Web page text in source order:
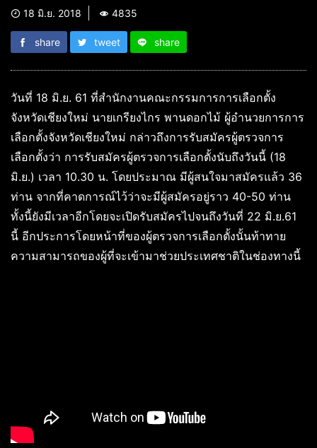
18 มิ.ย. 2018 4835
share tweet share
วันที่ 18 มิ.ย. 61 ที่สำนักงานคณะกรรมการการเลือกตั้ง
จังหวัดเชียงใหม่ นายเกรียงไกร พานดอกไม้ ผู้อำนวยการการ
เลือกตั้งจังหวัดเชียงใหม่ กล่าวถึงการรับสมัครผู้ตรวจการ
เลือกตั้งว่า การรับสมัครผู้ตรวจการเลือกตั้งนับถึงวันนี้ (18
มิ.ย.) เวลา 10.30 น. โดยประมาณ มีผู้สนใจมาสมัครแล้ว 36
ท่าน จากที่คาดการณ์ไว้ว่าจะมีผู้สมัครอยู่ราว 40-50 ท่าน
ทั้งนี้ยังมีเวลาอีกโดยจะเปิดรับสมัครไปจนถึงวันที่ 22 มิ.ย.61
นี้ อีกประการโดยหน้าที่ของผู้ตรวจการเลือกตั้งนั้นท้าทาย
ความสามารถของผู้ที่จะเข้ามาช่วยประเทศชาติในช่องทางนี้